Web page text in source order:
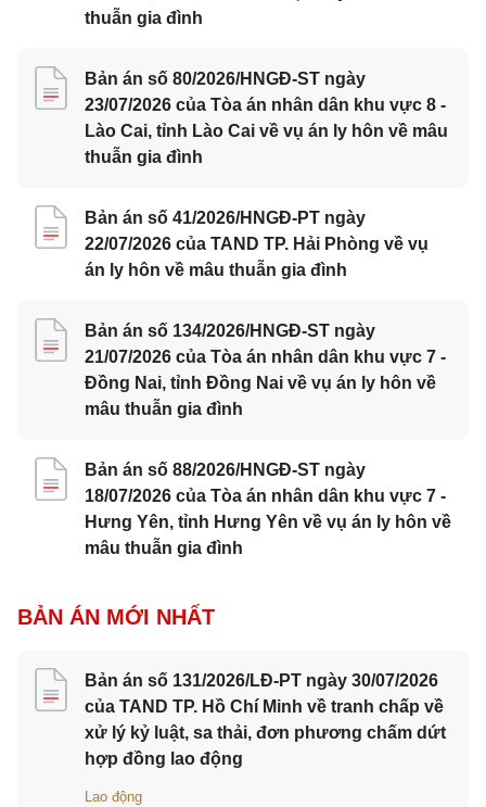
thuẫn gia đình
Bản án số 80/2026/HNGĐ-ST ngày
23/07/2026 của Tòa án nhân dân khu vực 8 -
Lào Cai, tỉnh Lào Cai về vụ án ly hôn về mâu
thuẫn gia đình
Bản án số 41/2026/HNGĐ-PT ngày
22/07/2026 của TAND TP. Hải Phòng về vụ
án ly hôn về mâu thuẫn gia đình
Bản án số 134/2026/HNGĐ-ST ngày
21/07/2026 của Tòa án nhân dân khu vực 7 -
Đồng Nai, tỉnh Đồng Nai về vụ án ly hôn về
mâu thuẫn gia đình
Bản án số 88/2026/HNGĐ-ST ngày
18/07/2026 của Tòa án nhân dân khu vực 7 -
Hưng Yên, tỉnh Hưng Yên về vụ án ly hôn về
mâu thuẫn gia đình
BẢN ÁN MỚI NHẤT
Bản án số 131/2026/LĐ-PT ngày 30/07/2026
của TAND TP. Hồ Chí Minh về tranh chấp về
xử lý kỷ luật, sa thải, đơn phương chấm dứt
hợp đồng lao động
Lao động